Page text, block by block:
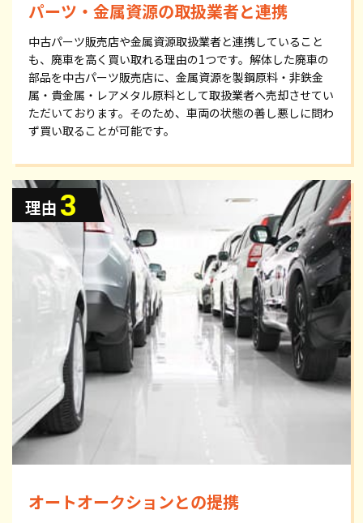
パーツ・金属資源の取扱業者と連携
中古パーツ販売店や金属資源取扱業者と連携していること
も、廃車を高く買い取れる理由の1つです。解体した廃車の
部品を中古パーツ販売店に、金属資源を製鋼原料・非鉄金
属・貴金属・レアメタル原料として取扱業者へ売却させてい
ただいております。そのため、車両の状態の善し悪しに問わ
ず買い取ることが可能です。
オートオークションとの提携